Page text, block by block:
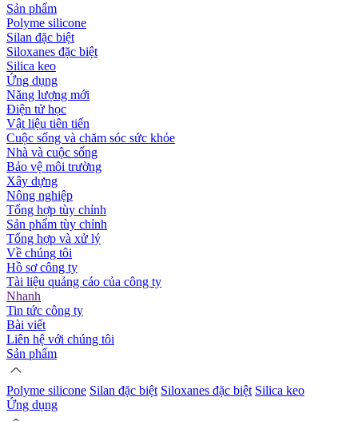
Sản phẩm
Polyme silicone
Silan đặc biệt
Siloxanes đặc biệt
Silica keo
Ứng dụng
Năng lượng mới
Điện tử học
Vật liệu tiên tiến
Cuộc sống và chăm sóc sức khỏe
Nhà và cuộc sống
Bảo vệ môi trường
Xây dựng
Nông nghiệp
Tổng hợp tùy chỉnh
Sản phẩm tùy chỉnh
Tổng hợp và xử lý
Về chúng tôi
Hồ sơ công ty
Tài liệu quảng cáo của công ty
Nhanh
Tin tức công ty
Bài viết
Liên hệ với chúng tôi
Sản phẩm
Polyme silicone Silan đặc biệt Siloxanes đặc biệt Silica keo
Ứng dụng